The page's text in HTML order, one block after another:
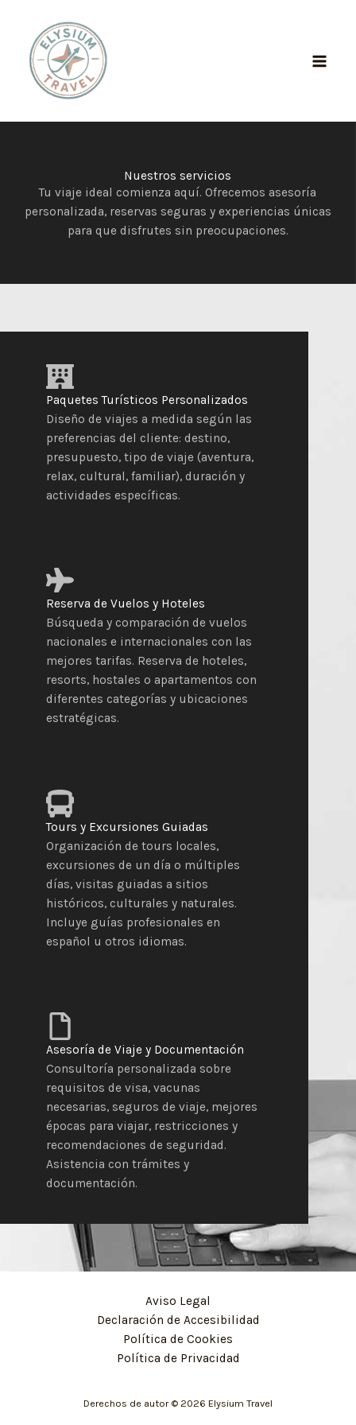
contenido
Nuestros servicios
Tu viaje ideal comienza aquí. Ofrecemos asesoría
personalizada, reservas seguras y experiencias únicas
para que disfrutes sin preocupaciones.
Paquetes Turísticos Personalizados
Diseño de viajes a medida según las
preferencias del cliente: destino,
presupuesto, tipo de viaje (aventura,
relax, cultural, familiar), duración y
actividades específicas.
Reserva de Vuelos y Hoteles
Búsqueda y comparación de vuelos
nacionales e internacionales con las
mejores tarifas. Reserva de hoteles,
resorts, hostales o apartamentos con
diferentes categorías y ubicaciones
estratégicas.
Tours y Excursiones Guiadas
Organización de tours locales,
excursiones de un día o múltiples
días, visitas guiadas a sitios
históricos, culturales y naturales.
Incluye guías profesionales en
español u otros idiomas.
Asesoría de Viaje y Documentación
Consultoría personalizada sobre
requisitos de visa, vacunas
necesarias, seguros de viaje, mejores
épocas para viajar, restricciones y
recomendaciones de seguridad.
Asistencia con trámites y
documentación.
Aviso Legal
Declaración de Accesibilidad
Política de Cookies
Política de Privacidad
Derechos de autor © 2026 Elysium Travel